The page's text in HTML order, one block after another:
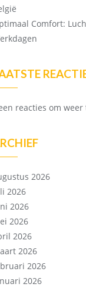
Comfort:
reacties om weer
2026
2026
2026
2026
2026
2026
2026
2026